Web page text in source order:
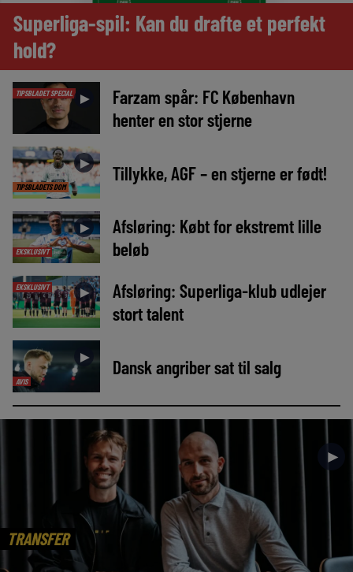
Superliga-spil: Kan du drafte et perfekt
hold?
TIPSBLADET SPECIAL ►
Farzam spår: FC København
henter en stor stjerne
TIPSBLADETS DOM
► Tillykke, AGF – en stjerne er født!
EKSKLUSIVT
►
Afsløring: Købt for ekstremt lille
beløb
EKSKLUSIVT ►
Afsløring: Superliga-klub udlejer
stort talent
AVIS
► Dansk angriber sat til salg
TRANSFER
►